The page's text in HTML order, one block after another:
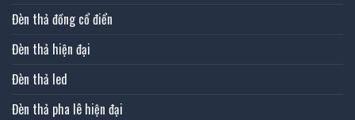
Đèn thả đồng cổ điển
Đèn thả hiện đại
Đèn thả led
Đèn thả pha lê hiện đại